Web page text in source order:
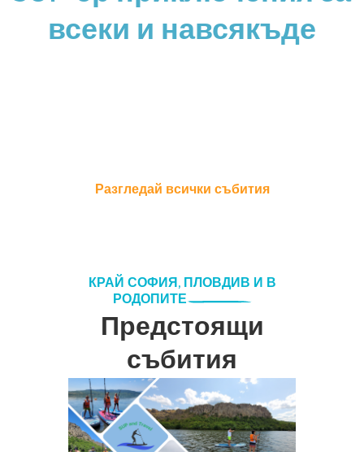
всеки и навсякъде
Разгледай всички събития
КРАЙ СОФИЯ, ПЛОВДИВ И В
РОДОПИТЕ
Предстоящи
събития